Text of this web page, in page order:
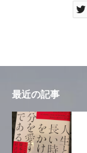
最近の記事